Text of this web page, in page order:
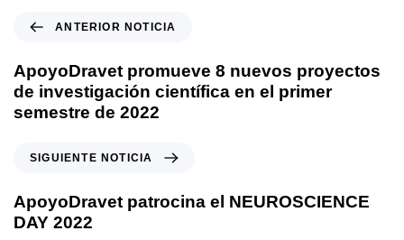
ANTERIOR NOTICIA
ApoyoDravet promueve 8 nuevos proyectos
de investigación científica en el primer
semestre de 2022
SIGUIENTE NOTICIA
ApoyoDravet patrocina el NEUROSCIENCE
DAY 2022